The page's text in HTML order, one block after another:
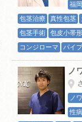
福
包茎治療
真性包茎
包茎手術
包皮小帯
コンジローマ
パイ
ノ
ノ
性病